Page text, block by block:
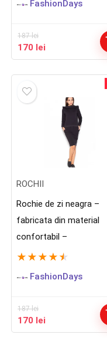
FashionDays
187lei
Prețul
inițial
187 lei.
170 lei
curent
ROCHII
Rochie de zi neagra –
fabricata din material
confortabil –
★ ★ ★ ★ ★
FashionDays
187lei
Prețul
inițial
170 lei
curent